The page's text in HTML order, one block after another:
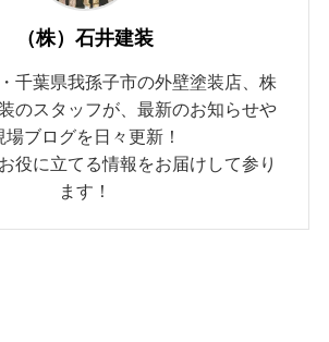
（株）石井建装
千葉県我孫子市の外壁塗装店、株
のスタッフが、最新のお知らせや
場ブログを日々更新！
役に立てる情報をお届けして参り
ます！